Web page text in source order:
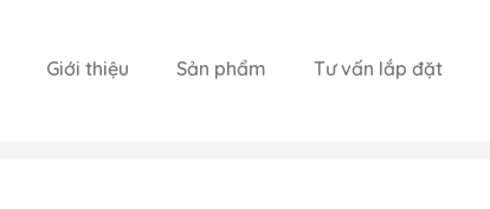
Giới thiệu Sản phẩm Tư vấn lắp đặt